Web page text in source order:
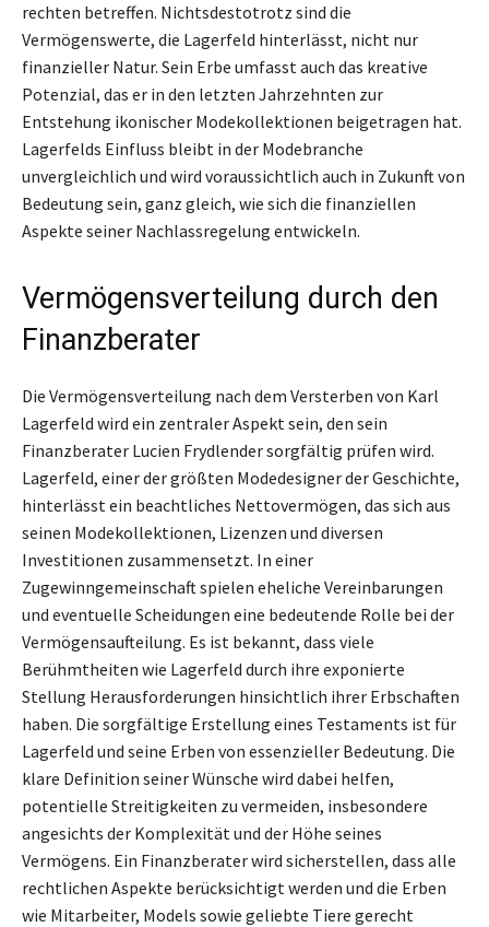
rechten betreffen. Nichtsdestotrotz sind die
Vermögenswerte, die Lagerfeld hinterlässt, nicht nur
finanzieller Natur. Sein Erbe umfasst auch das kreative
Potenzial, das er in den letzten Jahrzehnten zur
Entstehung ikonischer Modekollektionen beigetragen hat.
Lagerfelds Einfluss bleibt in der Modebranche
unvergleichlich und wird voraussichtlich auch in Zukunft von
Bedeutung sein, ganz gleich, wie sich die finanziellen
Aspekte seiner Nachlassregelung entwickeln.
Vermögensverteilung durch den
Finanzberater
Die Vermögensverteilung nach dem Versterben von Karl
Lagerfeld wird ein zentraler Aspekt sein, den sein
Finanzberater Lucien Frydlender sorgfältig prüfen wird.
Lagerfeld, einer der größten Modedesigner der Geschichte,
hinterlässt ein beachtliches Nettovermögen, das sich aus
seinen Modekollektionen, Lizenzen und diversen
Investitionen zusammensetzt. In einer
Zugewinngemeinschaft spielen eheliche Vereinbarungen
und eventuelle Scheidungen eine bedeutende Rolle bei der
Vermögensaufteilung. Es ist bekannt, dass viele
Berühmtheiten wie Lagerfeld durch ihre exponierte
Stellung Herausforderungen hinsichtlich ihrer Erbschaften
haben. Die sorgfältige Erstellung eines Testaments ist für
Lagerfeld und seine Erben von essenzieller Bedeutung. Die
klare Definition seiner Wünsche wird dabei helfen,
potentielle Streitigkeiten zu vermeiden, insbesondere
angesichts der Komplexität und der Höhe seines
Vermögens. Ein Finanzberater wird sicherstellen, dass alle
rechtlichen Aspekte berücksichtigt werden und die Erben
wie Mitarbeiter, Models sowie geliebte Tiere gerecht